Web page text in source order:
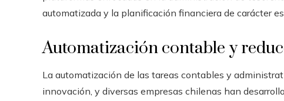
automatizada y la planificación financiera de carácter
Automatización contable y
La automatización de las tareas contables y
innovación, y diversas empresas chilenas han